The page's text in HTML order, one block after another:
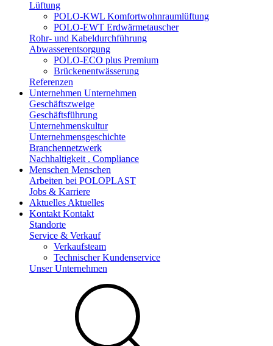
Lüftung
POLO-KWL Komfortwohnraumlüftung
POLO-EWT Erdwärmetauscher
Rohr- und Kabeldurchführung
Abwasserentsorgung
POLO-ECO plus Premium
Brückenentwässerung
Referenzen
Unternehmen Unternehmen
Geschäftszweige
Geschäftsführung
Unternehmenskultur
Unternehmensgeschichte
Branchennetzwerk
Nachhaltigkeit . Compliance
Menschen Menschen
Arbeiten bei POLOPLAST
Jobs & Karriere
Aktuelles Aktuelles
Kontakt Kontakt
Standorte
Service & Verkauf
Verkaufsteam
Technischer Kundenservice
Unser Unternehmen